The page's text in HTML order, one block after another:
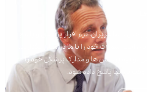
راحتی شما عزیزان، نرم افزار پرسش و پاسخ
راحتی سوالات خود را با ما در میان بگذارید.
می توانید پرسش ها و مدارک پزشکی خود را
وقت به آنها پاسخ داده شود.